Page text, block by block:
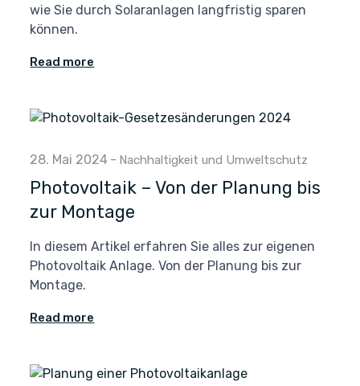
wie Sie durch Solaranlagen langfristig sparen
können.
Read more
28. Mai 2024 - Nachhaltigkeit und Umweltschutz
Photovoltaik – Von der Planung bis
zur Montage
In diesem Artikel erfahren Sie alles zur eigenen
Photovoltaik Anlage. Von der Planung bis zur
Montage.
Read more